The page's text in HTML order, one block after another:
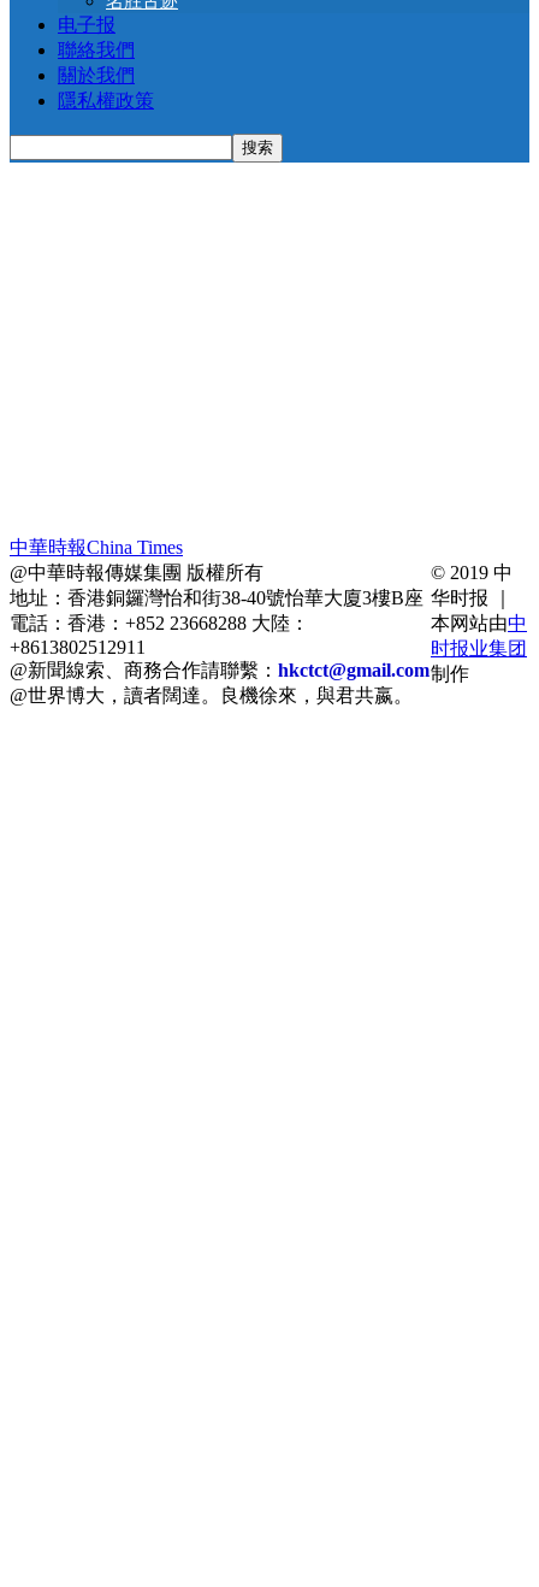
电子报
聯絡我們
關於我們
隱私權政策
中華時報China Times
@中華時報傳媒集團 版權所有
地址：香港銅鑼灣怡和街38-40號怡華大廈3樓B座
電話：香港：+852 23668288 大陸：
+8613802512911
@新聞線索、商務合作請聯繫： hkctct@gmail.com
@世界博大，讀者闊達。良機徐來，與君共嬴。
© 2019 中
华时报 ｜
本网站由中
时报业集团
制作